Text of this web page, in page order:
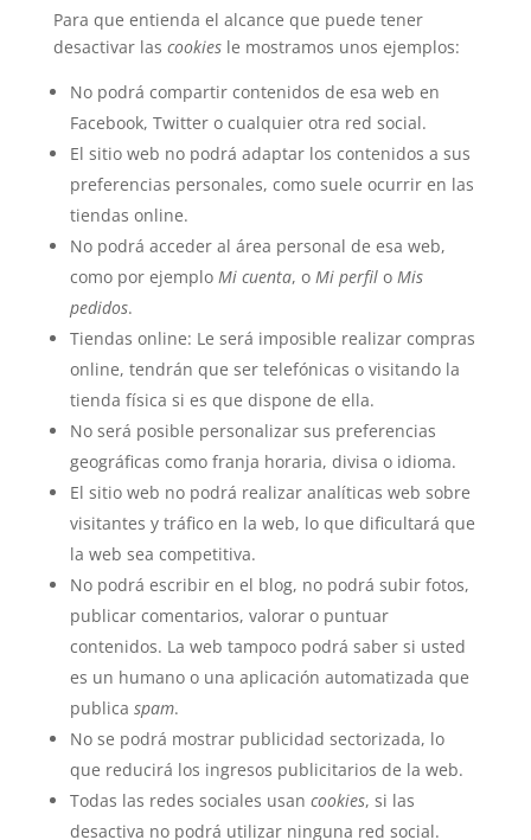
Para que entienda el alcance que puede tener
desactivar las cookiesle mostramos unos ejemplos:
No podrá compartir contenidos de esa web en
Facebook, Twitter o cualquier otra red social.
El sitio web no podrá adaptar los contenidos a sus
preferencias personales, como suele ocurrir en las
tiendas online.
No podrá acceder al área personal de esa web,
como por ejemplo Mi cuenta, o Mi perfilo Mis
pedidos.
Tiendas online: Le será imposible realizar compras
online, tendrán que ser telefónicas o visitando la
tienda física si es que dispone de ella.
No será posible personalizar sus preferencias
geográficas como franja horaria, divisa o idioma.
El sitio web no podrá realizar analíticas web sobre
visitantes y tráfico en la web, lo que dificultará que
la web sea competitiva.
No podrá escribir en el blog, no podrá subir fotos,
publicar comentarios, valorar o puntuar
contenidos. La web tampoco podrá saber si usted
es un humano o una aplicación automatizada que
publica spam.
No se podrá mostrar publicidad sectorizada, lo
que reducirá los ingresos publicitarios de la web.
Todas las redes sociales usan cookies, si las
desactiva no podrá utilizar ninguna red social.